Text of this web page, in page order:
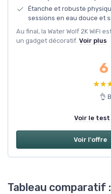
Étanche et robuste
sessions en eau douce et
Au final, la Water Wolf 2K WiFi
un gadget décoratif. Voir plus
6
👌
Voir le
Voir l'offre
Tableau comparatif